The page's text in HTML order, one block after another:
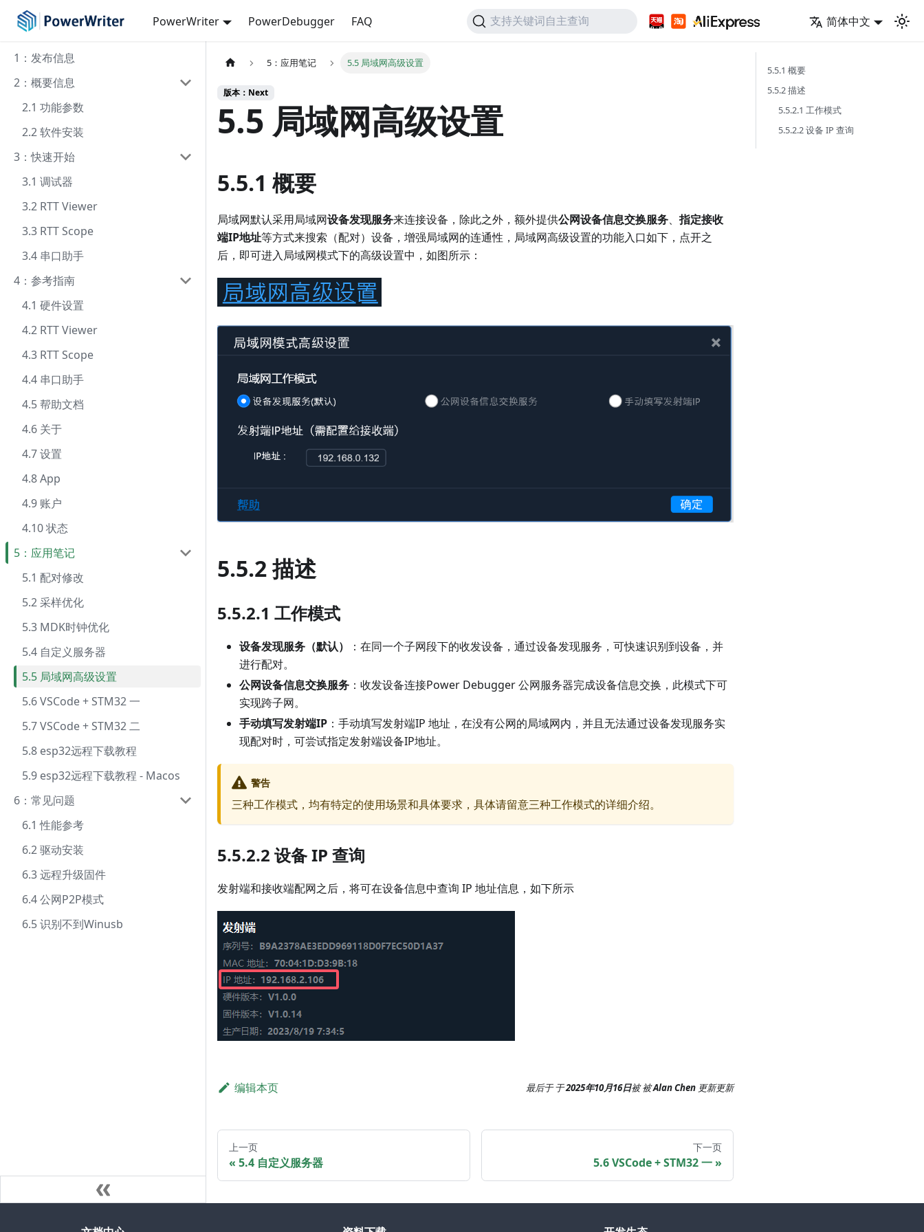
PowerWriter PowerDebugger FAQ 支持关键词自主查询 简体中文
1：发布信息
2：概要信息
2.1 功能参数
2.2 软件安装
3：快速开始
3.1 调试器
3.2 RTT Viewer
3.3 RTT Scope
3.4 串口助手
4：参考指南
4.1 硬件设置
4.2 RTT Viewer
4.3 RTT Scope
4.4 串口助手
4.5 帮助文档
4.6 关于
4.7 设置
4.8 App
4.9 账户
4.10 状态
5：应用笔记
5.1 配对修改
5.2 采样优化
5.3 MDK时钟优化
5.4 自定义服务器
5.5 局域网高级设置
5.6 VSCode + STM32 一
5.7 VSCode + STM32 二
5.8 esp32远程下载教程
5.9 esp32远程下载教程 - Macos
6：常见问题
6.1 性能参考
6.2 驱动安装
6.3 远程升级固件
6.4 公网P2P模式
6.5 识别不到Winusb
5：应用笔记 5.5 局域网高级设置
版本：Next
5.5 局域网高级设置
5.5.1 概要
局域网默认采用局域网设备发现服务来连接设备，除此之外，额外提供公网设备信息交换服务、 指定接收
端IP地址等方式来搜索（配对）设备，增强局域网的连通性，局域网高级设置的功能入口如下，点开之
后，即可进入局域网模式下的高级设置中，如图所示：
5.5.2 描述
5.5.2.1 工作模式
设备发现服务（默认）
：在同一个子网段下的收发设备，通过设备发现服务，可快速识别到设备，并
进行配对。
公网设备信息交换服务 ：收发设备连接Power Debugger 公网服务器完成设备信息交换，此模式下可
实现跨子网。
手动填写发射端IP ：手动填写发射端IP 地址，在没有公网的局域网内，并且无法通过设备发现服务实
现配对时，可尝试指定发射端设备IP地址。
警告
三种工作模式，均有特定的使用场景和具体要求，具体请留意三种工作模式的详细介绍。
5.5.2.2 设备 IP 查询
发射端和接收端配网之后，将可在设备信息中查询 IP 地址信息，如下所示
编辑本页 最后于于2025年10月16日被被Alan Chen 更新更新
上一页
5.4 自定义服务器
下一页
5.6 VSCode + STM32 一
5.5.1 概要
5.5.2 描述
5.5.2.1 工作模式
5.5.2.2 设备 IP 查询